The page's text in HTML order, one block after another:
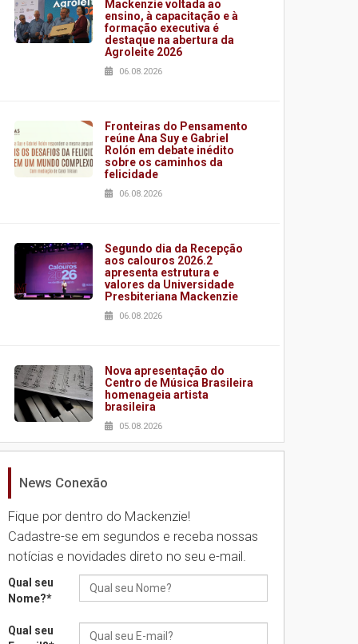
Mackenzie voltada ao
ensino, à capacitação e à
formação executiva é
destaque na abertura da
Agroleite 2026
06.08.2026
Fronteiras do Pensamento
reúne Ana Suy e Gabriel
Rolón em debate inédito
sobre os caminhos da
felicidade
06.08.2026
Segundo dia da Recepção
aos calouros 2026.2
apresenta estrutura e
valores da Universidade
Presbiteriana Mackenzie
06.08.2026
Nova apresentação do
Centro de Música Brasileira
homenageia artista
brasileira
05.08.2026
Universidade Mackenzie
Seminário discute desafios
das novas tecnologias em
sistemas solares
04.08.2026
News Conexão
Fique por dentro do Mackenzie!
Cadastre-se em segundos e receba nossas
notícias e novidades direto no seu e-mail.
Qual seu
Nome?*
Qual seu